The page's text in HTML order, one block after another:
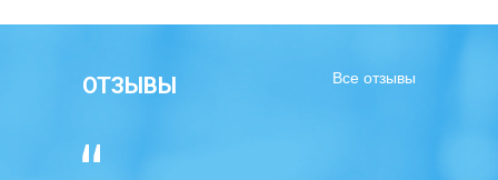
Кондиционер
Все отзывы
ОТЗЫВЫ